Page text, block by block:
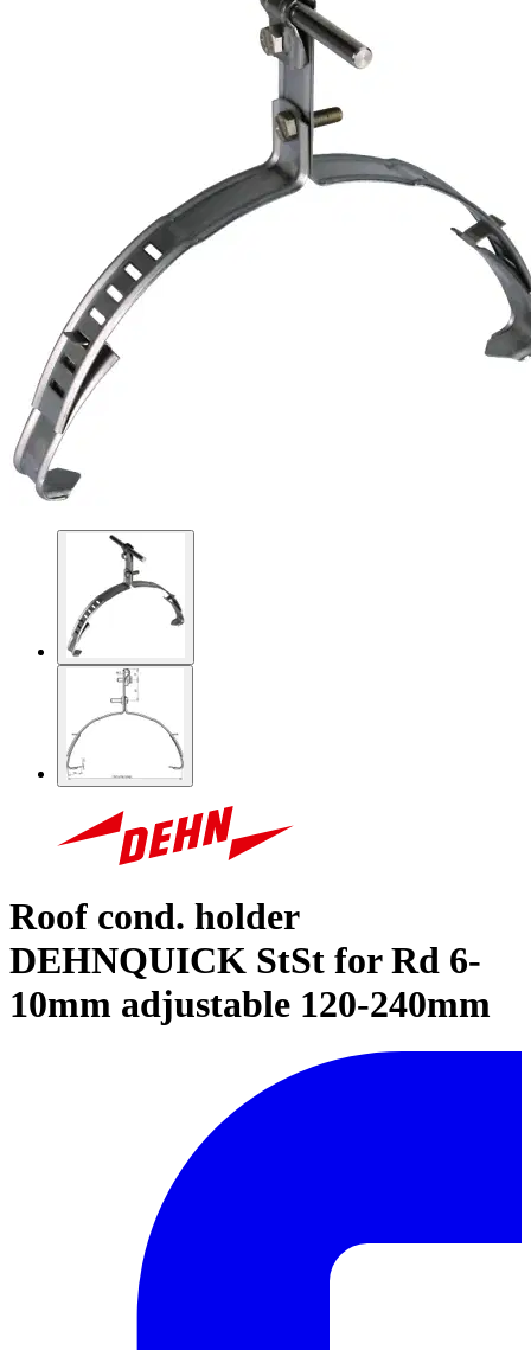
Roof cond. holder
DEHNQUICK StSt for Rd 6-
10mm adjustable 120-240mm